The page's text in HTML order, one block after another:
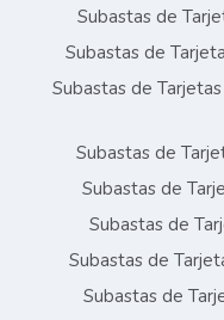
Subastas de
Subastas de
Subastas de
Subastas de
Subastas de
Subastas de
Subastas de
Subastas de